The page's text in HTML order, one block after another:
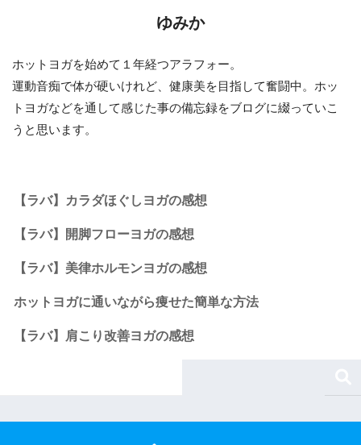
ゆみか
ホットヨガを始めて１年経つアラフォー。
運動音痴で体が硬いけれど、健康美を目指して奮闘中。ホッ
トヨガなどを通して感じた事の備忘録をブログに綴っていこ
うと思います。
【ラバ】カラダほぐしヨガの感想
【ラバ】開脚フローヨガの感想
【ラバ】美律ホルモンヨガの感想
ホットヨガに通いながら痩せた簡単な方法
【ラバ】肩こり改善ヨガの感想